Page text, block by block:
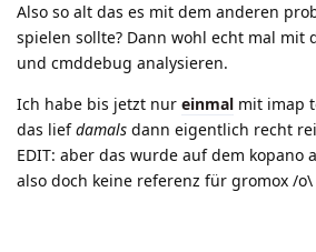
Also so alt das es mit dem anderen
spielen sollte? Dann wohl echt mal mit
und cmddebug analysieren.
Ich habe bis jetzt nur einmal mit imap
das liefdamals dann eigentlich recht
EDIT: aber das wurde auf dem kopano
also doch keine referenz für gromox /o\